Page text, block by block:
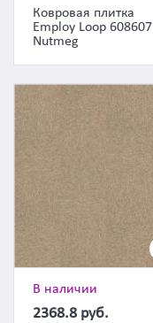
Ковровая плитка
Employ Loop 608607
Nutmeg
В наличии
2368.8 руб.